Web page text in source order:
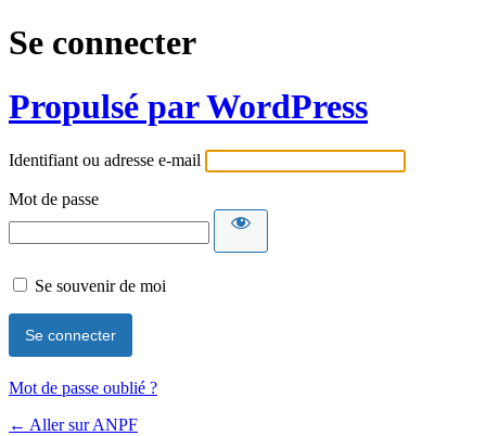
Se connecter
Propulsé par WordPress
Identifiant ou adresse e-mail
Mot de passe
Se souvenir de moi
Mot de passe oublié ?
← Aller sur ANPF